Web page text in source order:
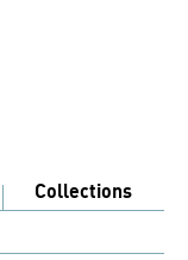
Collections